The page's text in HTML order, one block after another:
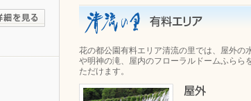
花の都公園有料エリア清流の里では、屋外の
や明神の滝、屋内のフローラルドームふらら
ただけます。